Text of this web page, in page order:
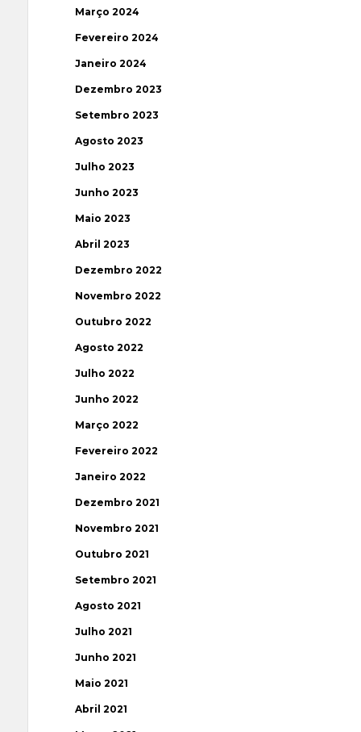
Março 2024
Fevereiro 2024
Janeiro 2024
Dezembro 2023
Setembro 2023
Agosto 2023
Julho 2023
Junho 2023
Maio 2023
Abril 2023
Dezembro 2022
Novembro 2022
Outubro 2022
Agosto 2022
Julho 2022
Junho 2022
Março 2022
Fevereiro 2022
Janeiro 2022
Dezembro 2021
Novembro 2021
Outubro 2021
Setembro 2021
Agosto 2021
Julho 2021
Junho 2021
Maio 2021
Abril 2021